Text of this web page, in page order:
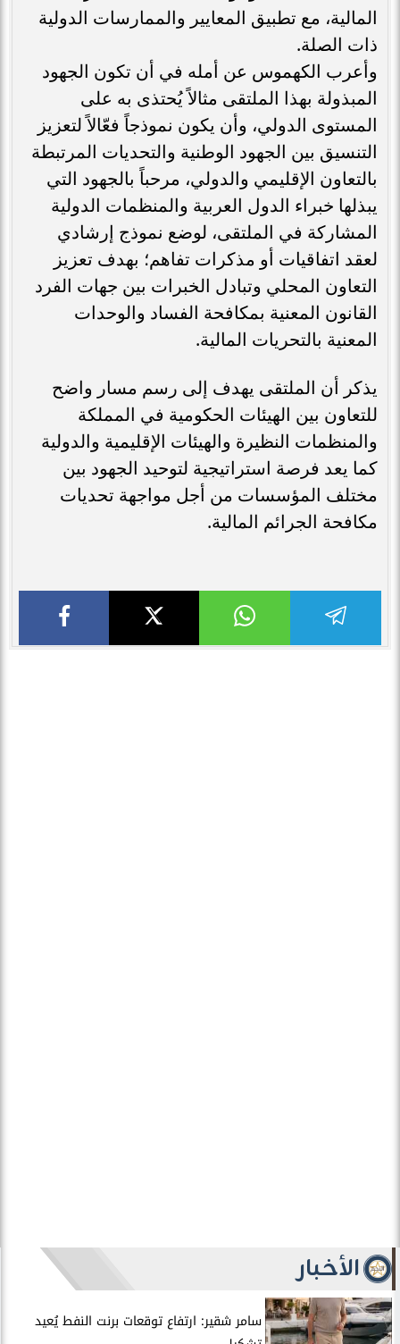
المالية، مع تطبيق المعايير والممارسات الدولية
ذات الصلة.
وأعرب الكهموس عن أمله في أن تكون الجهود
المبذولة بهذا الملتقى مثالاً يُحتذى به على
المستوى الدولي، وأن يكون نموذجاً فعّالاً لتعزيز
التنسيق بين الجهود الوطنية والتحديات المرتبطة
بالتعاون الإقليمي والدولي، مرحباً بالجهود التي
يبذلها خبراء الدول العربية والمنظمات الدولية
المشاركة في الملتقى، لوضع نموذج إرشادي
لعقد اتفاقيات أو مذكرات تفاهم؛ بهدف تعزيز
التعاون المحلي وتبادل الخبرات بين جهات الفرد
القانون المعنية بمكافحة الفساد والوحدات
المعنية بالتحريات المالية.
يذكر أن الملتقى يهدف إلى رسم مسار واضح
للتعاون بين الهيئات الحكومية في المملكة
والمنظمات النظيرة والهيئات الإقليمية والدولية
كما يعد فرصة استراتيجية لتوحيد الجهود بين
مختلف المؤسسات من أجل مواجهة تحديات
مكافحة الجرائم المالية.
الأخبار
سامر شقير: ارتفاع توقعات برنت النفط يُعيد